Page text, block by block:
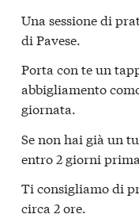
Una sessione di
di Pavese.
Porta con te un
abbigliamento
giornata.
Se non hai già un
entro 2 giorni
Ti consigliamo di
circa 2 ore.